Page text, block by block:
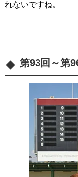
れないですね。
第93回～第